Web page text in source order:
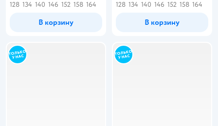
128 134 140 146 152 158 164
В корзину
128 134 140 146 152 158 164
В корзину